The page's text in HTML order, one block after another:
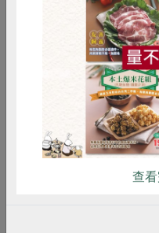
RPET
雞蛋 食安
查看